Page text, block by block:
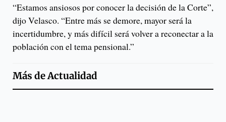
“Estamos ansiosos por conocer la decisión de la Corte”,
dijo Velasco. “Entre más se demore, mayor será la
incertidumbre, y más difícil será volver a reconectar a la
población con el tema pensional.”
Más deActualidad